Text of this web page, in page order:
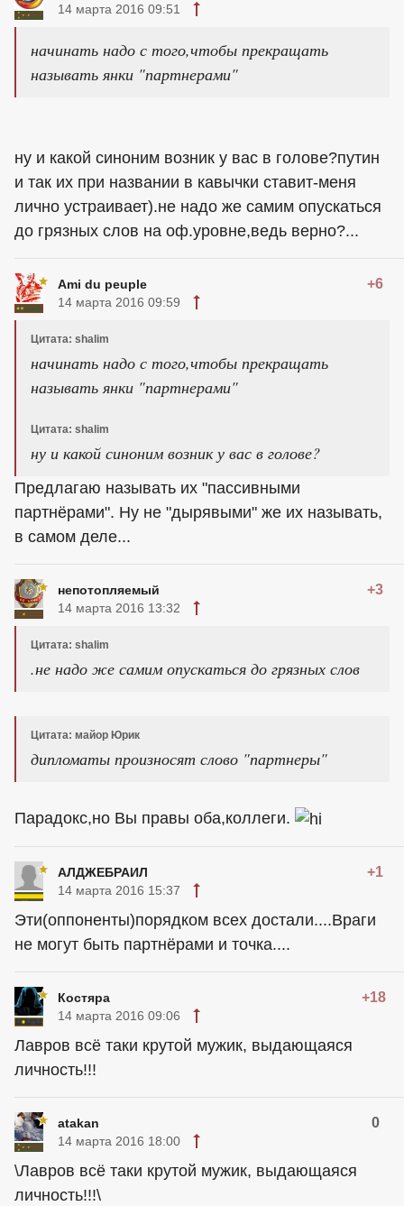
14 марта 2016 09:51
начинать надо с того,чтобы прекращать
называть янки "партнерами"
ну и какой синоним возник у вас в голове?путин
и так их при названии в кавычки ставит-меня
лично устраивает).не надо же самим опускаться
до грязных слов на оф.уровне,ведь верно?...
Ami du peuple +6
14 марта 2016 09:59
Цитата: shalim
начинать надо с того,чтобы прекращать
называть янки "партнерами"
Цитата: shalim
ну и какой синоним возник у вас в голове?
Предлагаю называть их "пассивными
партнёрами". Ну не "дырявыми" же их называть,
в самом деле...
непотопляемый +3
14 марта 2016 13:32
Цитата: shalim
.не надо же самим опускаться до грязных слов
Цитата: майор Юрик
дипломаты произносят слово "партнеры"
Парадокс,но Вы правы оба,коллеги.
АЛДЖЕБРАИЛ +1
14 марта 2016 15:37
Эти(оппоненты)порядком всех достали....Враги
не могут быть партнёрами и точка....
Костяра +18
14 марта 2016 09:06
Лавров всё таки крутой мужик, выдающаяся
личность!!!
atakan 0
14 марта 2016 18:00
\Лавров всё таки крутой мужик, выдающаяся
личность!!!\